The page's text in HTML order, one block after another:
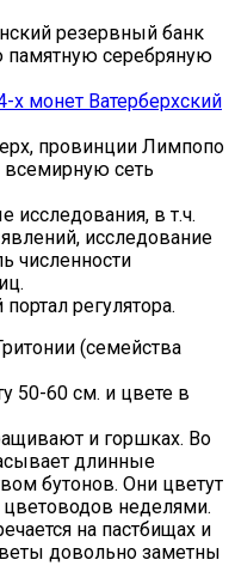
резервный банк
памятную серебряную
х монет Ватерберхский
провинции Лимпопо
сеть
исследования, в т.ч.
исследование
численности
регулятора.
(семейства
50-60 см. и цвете в
и горшках. Во
длинные
бутонов. Они цветут
неделями.
на пастбищах и
довольно заметны